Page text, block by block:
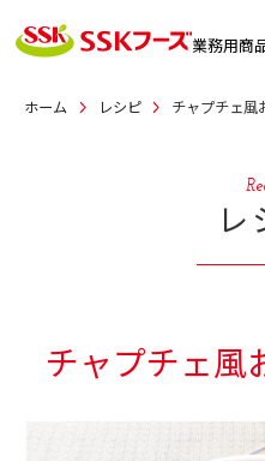
業務用商
ホーム レシピ チャプチェ風
レ
チャプチェ風